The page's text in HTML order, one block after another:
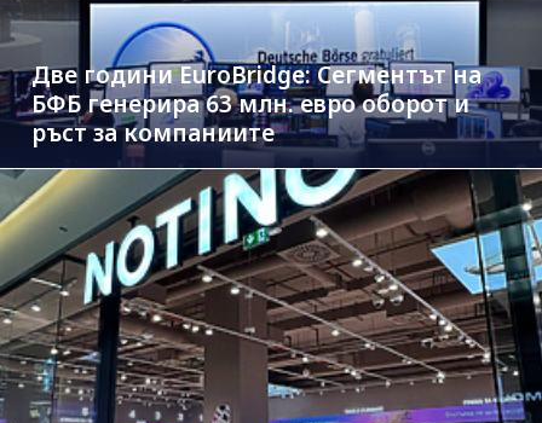
Две години EuroBridge: Сегментът на
БФБ генерира 63 млн. евро оборот и
ръст за компаниите